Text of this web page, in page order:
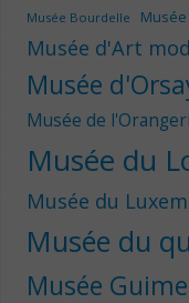
Musée Bourdelle
Musée
Musée d'Art
Musée
Musée de
Musée du
Musée du
Musée du
Musée